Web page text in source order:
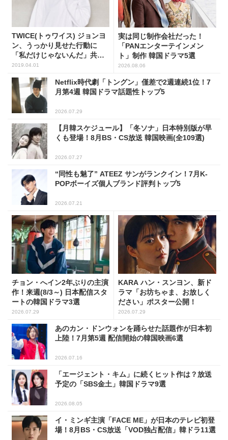
TWICE(トゥワイス) ジョンヨ
ン、うっかり見せた行動に
「私だけじゃないんだ」共感
の声相次ぐ!
2019.04.01
実は同じ制作会社だった！
「PANエンターテインメン
ト」制作 韓国ドラマ5選
2026.08.06
Netflix時代劇「トングン」僅差で2週連続1位！7
月第4週 韓国ドラマ話題性トップ5
2026.07.29
【月韓スケジュール】「冬ソナ」日本特別版が早
くも登場！8月BS・CS放送 韓国映画(全109選)
2026.07.27
“同性も魅了” ATEEZ サンがランクイン！7月K-
POPボーイズ個人ブランド評判トップ5
2026.07.21
チョン・へイン2年ぶりの主演
作！来週(8/3～) 日本配信スタ
ートの韓国ドラマ3選
2026.07.29
KARA ハン・スンヨン、新ド
ラマ「お坊ちゃま、お放しく
ださい」ポスター公開！
2026.07.29
あのカン・ドンウォンを踊らせた話題作が日本初
上陸！7月第5週 配信開始の韓国映画6選
2026.07.16
「エージェント・キム」に続くヒット作は？放送
予定の「SBS金土」韓国ドラマ9選
2026.08.05
イ・ミンギ主演「FACE ME」が日本のテレビ初登
場！8月BS・CS放送「VOD独占配信」韓ドラ11選